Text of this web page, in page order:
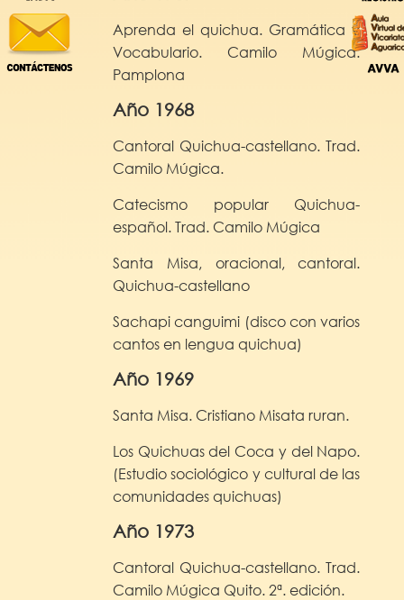
Aprenda el quichua. Gramática y
Vocabulario. Camilo Múgica.
Pamplona
Año 1968
Cantoral Quichua-castellano. Trad.
Camilo Múgica.
Catecismo popular Quichua-
español. Trad. Camilo Múgica
Santa Misa, oracional, cantoral.
Quichua-castellano
Sachapi canguimi (disco con varios
cantos en lengua quichua)
Año 1969
Santa Misa. Cristiano Misata ruran.
Los Quichuas del Coca y del Napo.
(Estudio sociológico y cultural de las
comunidades quichuas)
Año 1973
Cantoral Quichua-castellano. Trad.
Camilo Múgica Quito. 2ª. edición.